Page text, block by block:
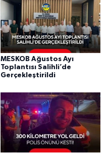
MESKOB Ağustos Ayı
Toplantısı Salihli’de
Gerçekleştirildi